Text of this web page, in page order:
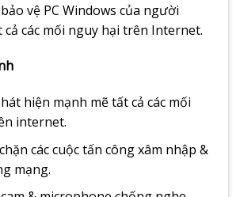
vệ PC Windows của người
các mối nguy hại trên Internet.
hiện mạnh mẽ tất cả các mối
internet.
các cuộc tấn công xâm nhập &
mạng.